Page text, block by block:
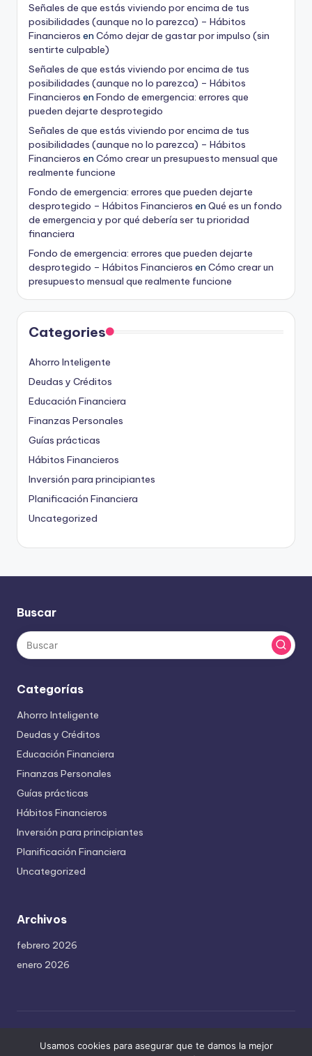
Señales de que estás viviendo por encima de tus
posibilidades (aunque no lo parezca) – Hábitos
Financieros en Cómo dejar de gastar por impulso (sin
sentirte culpable)
Señales de que estás viviendo por encima de tus
posibilidades (aunque no lo parezca) – Hábitos
Financieros en Fondo de emergencia: errores que
pueden dejarte desprotegido
Señales de que estás viviendo por encima de tus
posibilidades (aunque no lo parezca) – Hábitos
Financieros en Cómo crear un presupuesto mensual que
realmente funcione
Fondo de emergencia: errores que pueden dejarte
desprotegido – Hábitos Financieros en Qué es un fondo
de emergencia y por qué debería ser tu prioridad
financiera
Fondo de emergencia: errores que pueden dejarte
desprotegido – Hábitos Financieros en Cómo crear un
presupuesto mensual que realmente funcione
Categories
Ahorro Inteligente
Deudas y Créditos
Educación Financiera
Finanzas Personales
Guías prácticas
Hábitos Financieros
Inversión para principiantes
Planificación Financiera
Uncategorized
Buscar
Categorías
Ahorro Inteligente
Deudas y Créditos
Educación Financiera
Finanzas Personales
Guías prácticas
Hábitos Financieros
Inversión para principiantes
Planificación Financiera
Uncategorized
Archivos
febrero 2026
enero 2026
Copyright 2026 —Hábitos Financieros. All rights reserved.
Bloghash WordPress Theme
Usamos cookies para asegurar que te damos la mejor